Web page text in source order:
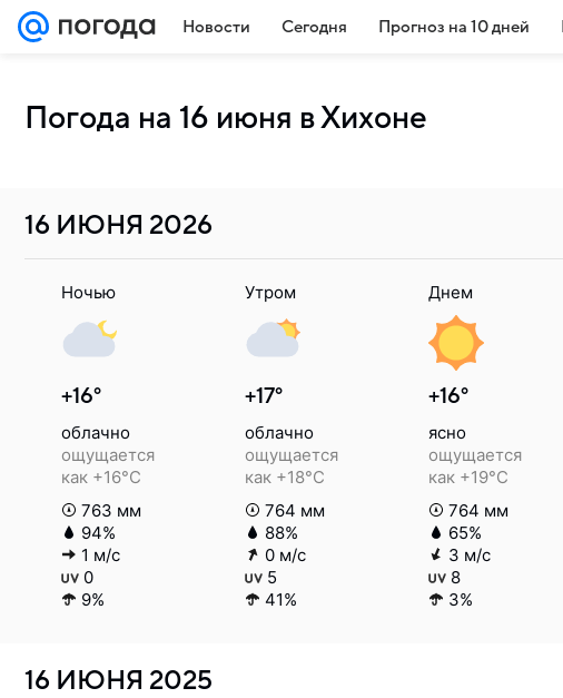
Новости Сегодня Прогноз на 10 дней
Погода на 16 июня в Хихоне
16 ИЮНЯ 2026
Ночью
+16°
облачно
ощущается
как +16°C
763 мм
94%
1 м/с
0
9%
Утром
+17°
облачно
ощущается
как +18°C
764 мм
88%
0 м/с
5
41%
Днем
+16°
ясно
ощущается
как +19°C
764 мм
65%
3 м/с
8
3%
16 ИЮНЯ 2025